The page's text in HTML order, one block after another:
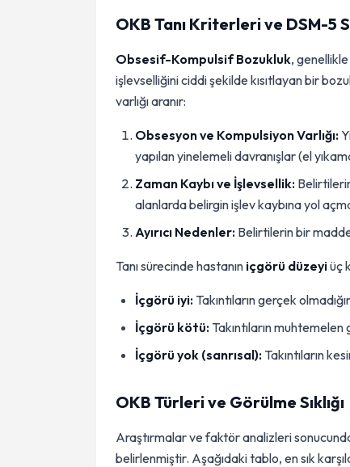
OKB Tanı Kriterleri ve DSM-5
Obsesif-Kompulsif Bozukluk,
işlevselliğini ciddi şekilde kısıtlayan bir
varlığı aranır:
Obsesyon ve Kompulsiyon Varlığı:
yapılan yinelemeli davranışlar (el
Zaman Kaybı ve İşlevsellik:
alanlarda belirgin işlev kaybına yol
Ayırıcı Nedenler: Belirtilerin bir
Tanı sürecinde hastanın içgörü düzeyiüç
İçgörü iyi: Takıntıların gerçek
İçgörü kötü: Takıntıların
İçgörü yok (sanrısal): Takıntıların
OKB Türleri ve Görülme Sıklığı
Araştırmalar ve faktör analizleri
belirlenmiştir. Aşağıdaki tablo, en sık